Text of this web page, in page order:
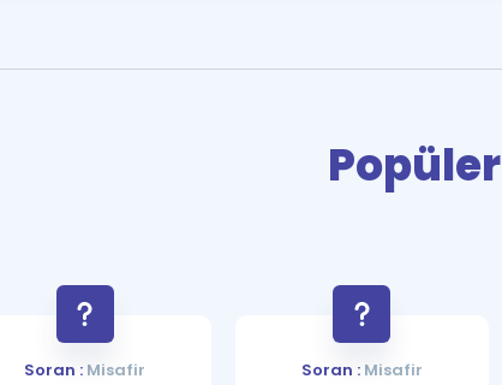
Popüler
Soran : Misafir Soran :Misafir